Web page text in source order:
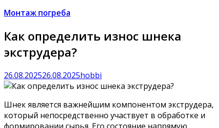
Монтаж погреба
Как определить износ шнека
экструдера?
26.08.202526.08.2025hobbi
Шнек является важнейшим компонентом экструдера,
который непосредственно участвует в обработке и